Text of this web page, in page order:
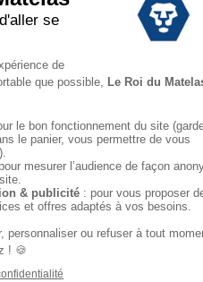
LE ROI DU MATELAS
Notre histoire
Notre savoir-faire
Nos marques